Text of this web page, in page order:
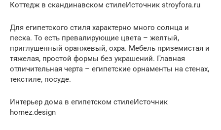
Коттедж в скандинавском стилеИсточник stroyfora.ru
Для египетского стиля характерно много солнца и
песка. То есть превалирующие цвета – желтый,
приглушенный оранжевый, охра. Мебель приземистая и
тяжелая, простой формы без украшений. Главная
отличительная черта – египетские орнаменты на стенах,
текстиле, посуде.
Интерьер дома в египетском стилеИсточник
homez.design